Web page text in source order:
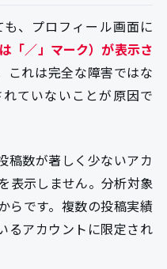
、プロフィール画面に
「／」マーク）が表示さ
これは完全な障害ではな
ていないことが原因で
稿数が著しく少ないアカ
表示しません。分析対象
らです。複数の投稿実績
るアカウントに限定され